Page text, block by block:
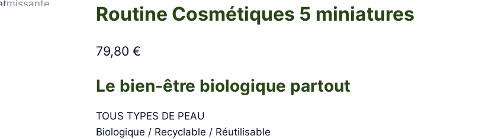
Routine Cosmétiques 5 miniatures
79,80 €
Le bien-être biologique partout
TOUS TYPES DE PEAU
Biologique / Recyclable / Réutilisable